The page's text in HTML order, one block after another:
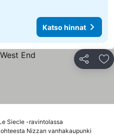
Katso hinnat
Jaa
Siecle -ravintolassa
Nizzan vanhakaupunki